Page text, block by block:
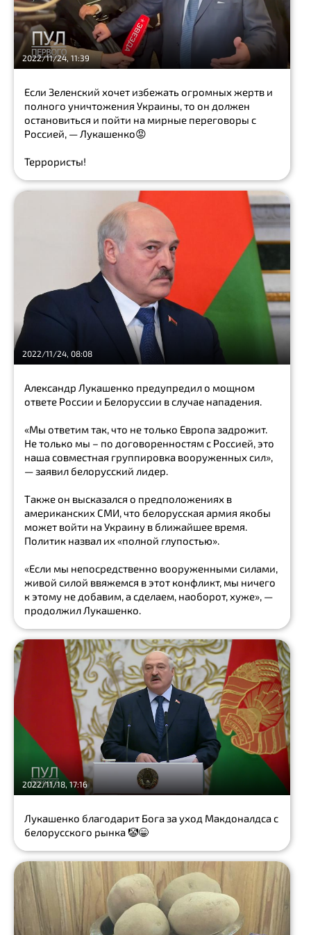
Маск
Show
all
кокаин
экоактивист
Show
КИНО
переговоры
каминг-
мясо
Блогер
тренировка
дочь
материнский
капитал
подросток
хантавирус
экоактивист
запрет
экоактивист
КОМПЬЮТЕРНЫЕ
игрок
подросток
The
Last
Us
МЧС
помилование
кокаин
2022/11/24, 11:39
Если Зеленский хочет избежать огромных жертв и
полного уничтожения Украины, то он должен
остановиться и пойти на мирные переговоры с
Россией, — Лукашенко😡
Террористы!
2022/11/24, 08:08
Александр Лукашенко предупредил о мощном
ответе России и Белоруссии в случае нападения.
«Мы ответим так, что не только Европа задрожит.
Не только мы – по договоренностям с Россией, это
наша совместная группировка вооруженных сил»,
— заявил белорусский лидер.
Также он высказался о предположениях в
американских СМИ, что белорусская армия якобы
может войти на Украину в ближайшее время.
Политик назвал их «полной глупостью».
«Если мы непосредственно вооруженными силами,
живой силой ввяжемся в этот конфликт, мы ничего
к этому не добавим, а сделаем, наоборот, хуже», —
продолжил Лукашенко.
2022/11/18, 17:16
Лукашенко благодарит Бога за уход Макдоналдса с
белорусского рынка 🤡😁